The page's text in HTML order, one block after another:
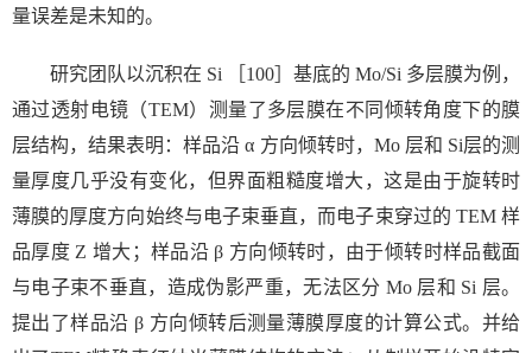
量误差是未知的。
研究团队以沉积在 Si 100 ］基底的 Mo/Si 多层膜为例，
通过透射电镜（TEM）测量了多层膜在不同倾转角度下的膜
层结构，结果表明：样品沿α 方向倾转时， Mo 层和 Si层的测
量厚度几乎没有变化，但界面粗糙度增大，这是由于旋转时
薄膜的厚度方向始终与电子束垂直，而电子束穿过的 TEM样
品厚度 Z 增大；样品沿 β 方向倾转时，由于倾转时样品截面
与电子束不垂直，造成伪影严重，无法区分 Mo 层和 Si 层。
提出了样品沿 β 方向倾转后测量薄膜厚度的计算公式。并给